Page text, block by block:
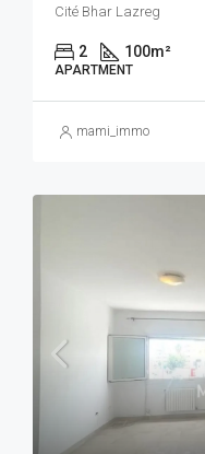
Cité Bhar Lazreg
2 100m²
APARTMENT
mami_immo